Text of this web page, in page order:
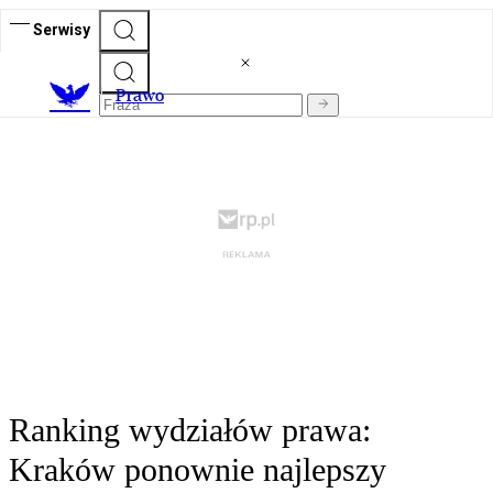
Serwisy
Prawo
Ranking wydziałów prawa:
Kraków ponownie najlepszy